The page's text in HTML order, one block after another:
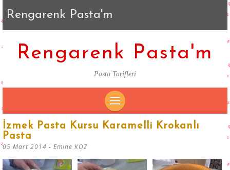
Rengarenk Pasta'm
Rengarenk Pasta'm
Pasta Tarifleri
İzmek Pasta Kursu Karamelli Krokanlı
Pasta
05 Mart 2014 - Emine KOZ